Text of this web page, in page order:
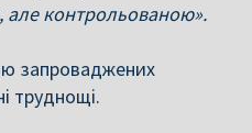
але контрольованою».
запроваджених
труднощі.